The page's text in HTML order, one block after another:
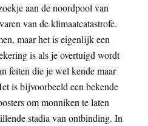
aan de noordpool van
van de klimaatcatastrofe.
maar het is eigenlijk een
is als je overtuigd wordt
feiten die je wel kende maar
is bijvoorbeeld een bekende
om monniken te laten
stadia van ontbinding. In